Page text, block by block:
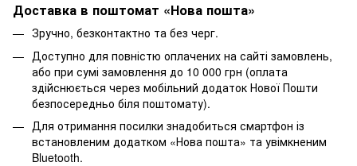
Доставка в поштомат «Нова пошта»
Зручно, безконтактно та без черг.
Доступно для повністю оплачених на сайті замовлень,
або при сумі замовлення до 10 000 грн (оплата
здійснюється через мобільний додаток Нової Пошти
безпосередньо біля поштомату).
Для отримання посилки знадобиться смартфон із
встановленим додатком «Нова пошта» та увімкненим
Bluetooth.